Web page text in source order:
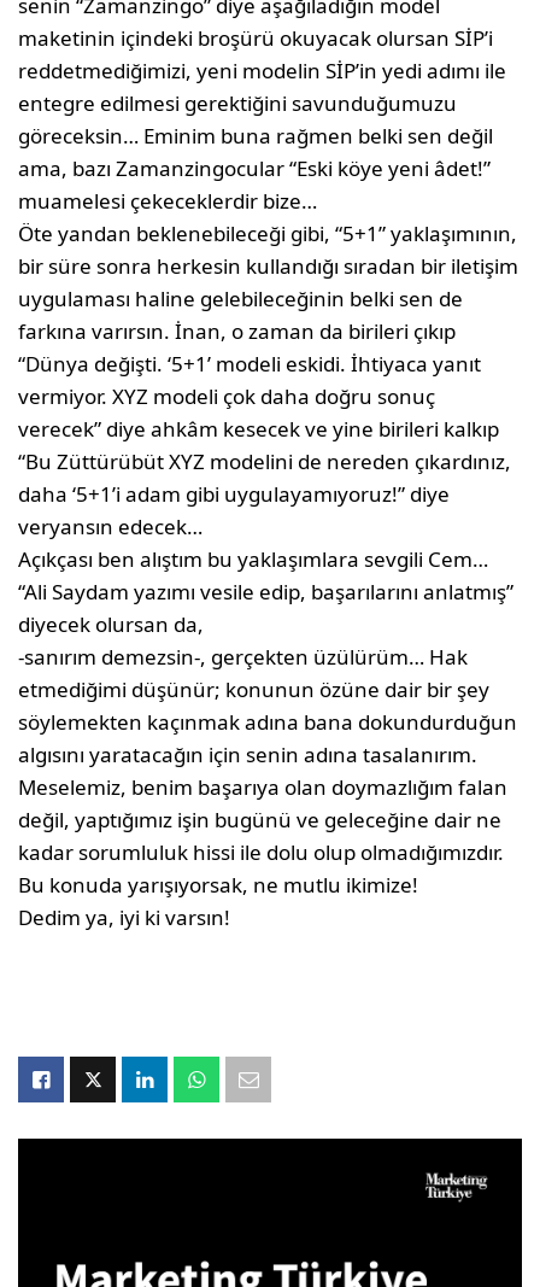
maketinin içindeki broşürü okuyacak olursan SİP’i
reddetmediğimizi, yeni modelin SİP’in yedi adımı ile
entegre edilmesi gerek­tiğini savunduğumuzu
göreceksin… Eminim buna rağmen belki sen değil
ama, bazı Za­manzingocular “Eski köye yeni âdet!”
mua­melesi çekeceklerdir bize…
Öte yandan beklenebileceği gibi, “5+1” yak­laşımının,
bir süre sonra herkesin kullandığı sıradan bir iletişim
uygulaması haline gelebi­leceğinin belki sen de
farkına varırsın. İnan, o zaman da birileri çıkıp
“Dünya değişti. ‘5+1’ modeli eskidi. İhtiyaca yanıt
vermiyor. XYZ modeli çok daha doğru sonuç
verecek” diye ahkâm kesecek ve yine birileri kalkıp
“Bu Züttürübüt XYZ modelini de nereden çıkar­dınız,
daha ‘5+1’i adam gibi uygulayamıyo­ruz!” diye
veryansın edecek…
Açıkçası ben alıştım bu yaklaşımlara sevgili Cem…
“Ali Saydam yazımı vesile edip, başarılarını anlatmış”
diyecek olursan da,
-sanırım demezsin-, gerçekten üzülürüm… Hak
etmediğimi düşünür; konunun özüne dair bir şey
söylemekten kaçınmak adına bana dokundurduğun
algısını yaratacağın için senin adına tasalanırım.
Meselemiz, benim başarıya olan doymaz­lığım falan
değil, yaptığımız işin bugünü ve geleceğine dair ne
kadar sorumluluk hissi ile dolu olup olmadığımızdır.
Bu konuda yarışı­yorsak, ne mutlu ikimize!
Dedim ya, iyi ki varsın!